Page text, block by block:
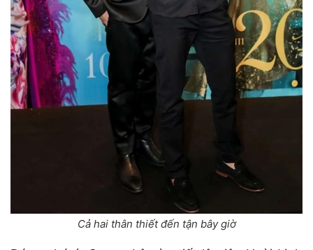
Cả hai thân thiết đến tận bây giờ